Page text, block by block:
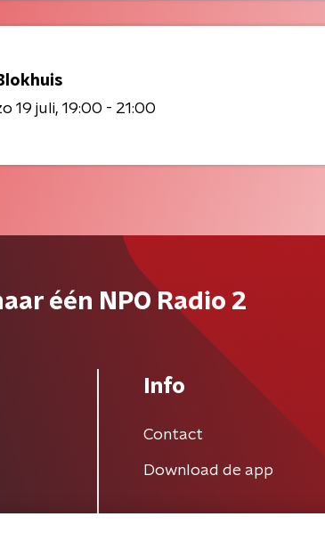
19 juli 19:00 - 21:00
één NPO Radio 2
Info
Contact
Download de app